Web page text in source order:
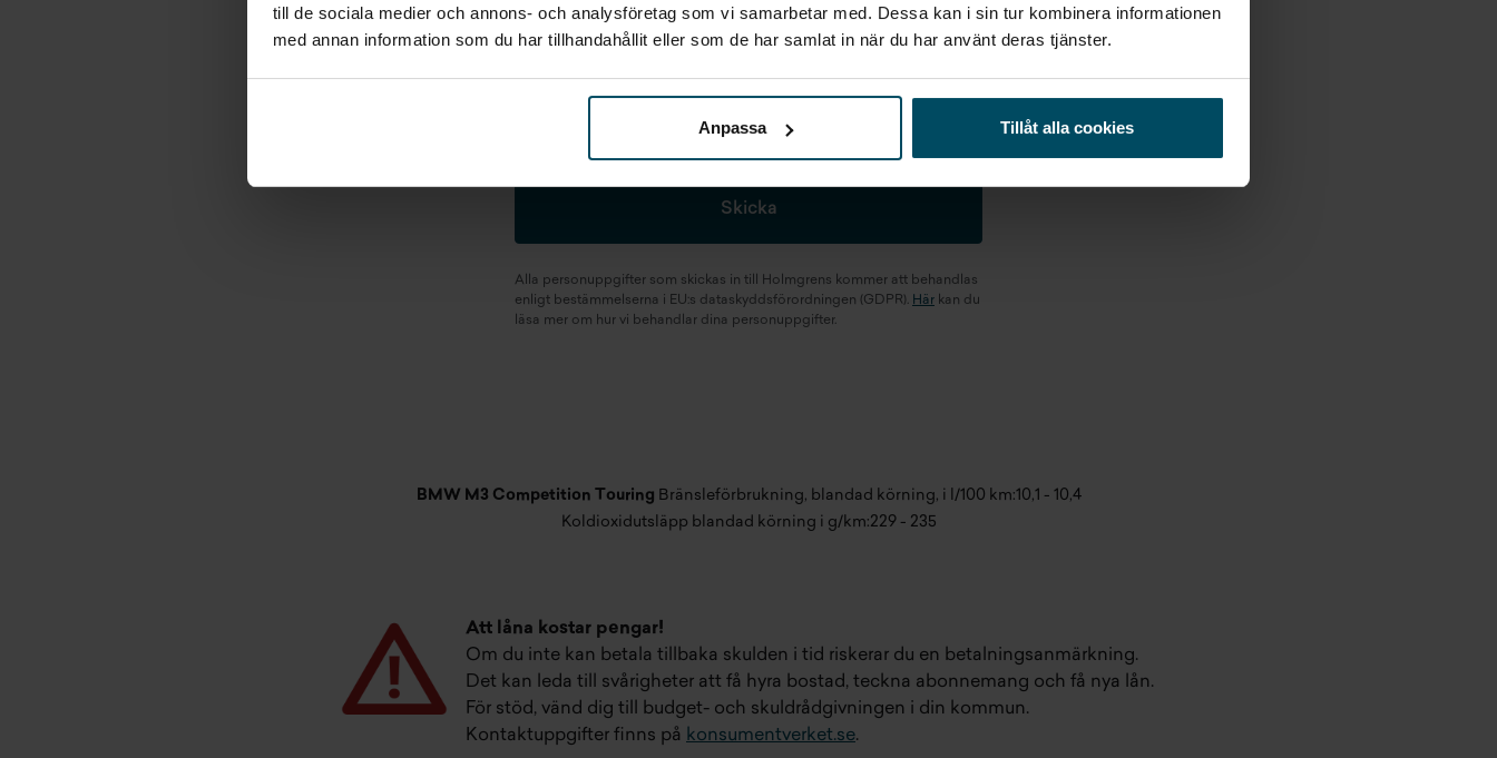
till de sociala medier och annons- och analysföretag som vi samarbetar med. Dessa kan i sin tur kombinera informationen
med annan information som du har tillhandahållit eller som de har samlat in när du har använt deras tjänster.
Anpassa Tillåt alla cookies
VÄLJ ANLÄGGNING
Skicka
Alla personuppgifter som skickas in till Holmgrens kommer att behandlas
enligt bestämmelserna i EU:s dataskyddsförordningen (GDPR). Här kan du
läsa mer om hur vi behandlar dina personuppgifter.
BMW M3 Competition Touring Bränsleförbrukning, blandad körning, i l/100 km:10,1 - 10,4
Koldioxidutsläpp blandad körning i g/km:229 - 235
Att låna kostar pengar!
Om du inte kan betala tillbaka skulden i tid riskerar du en betalningsanmärkning.
Det kan leda till svårigheter att få hyra bostad, teckna abonnemang och få nya lån.
För stöd, vänd dig till budget- och skuldrådgivningen i din kommun.
Kontaktuppgifter finns på konsumentverket.se.